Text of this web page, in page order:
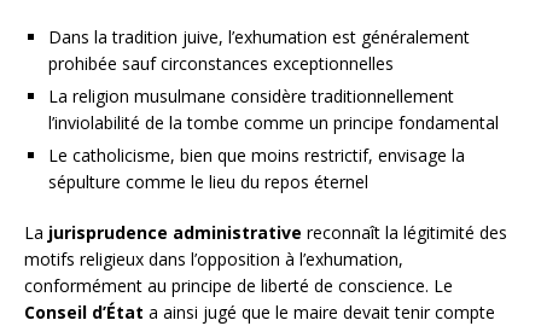
Dans la tradition juive, l’exhumation est généralement
prohibée sauf circonstances exceptionnelles
La religion musulmane considère traditionnellement
l’inviolabilité de la tombe comme un principe fondamental
Le catholicisme, bien que moins restrictif, envisage la
sépulture comme le lieu du repos éternel
La jurisprudence administrative reconnaît la légitimité des
motifs religieux dans l’opposition à l’exhumation,
conformément au principe de liberté de conscience. Le
Conseil d’État a ainsi jugé que le maire devait tenir compte